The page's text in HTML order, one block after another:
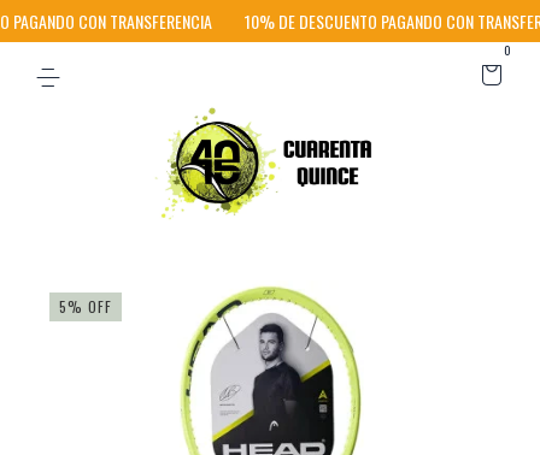
CON TRANSFERENCIA 10% DE DESCUENTO PAGANDO CON
0
5% OFF